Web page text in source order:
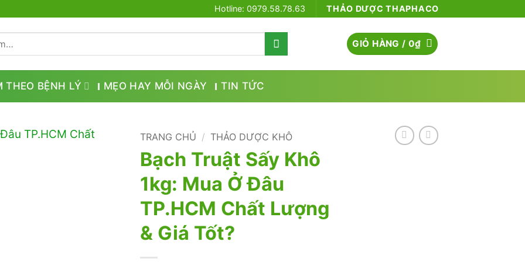
Hotline: 0979.58.78.63 THẢO DƯỢC THAPHACO
GIỎ HÀNG /0₫
THEO BỆNH LÝ MẸO HAY MỖI NGÀY TIN TỨC
TRANG CHỦ / THẢO DƯỢC KHÔ
Bạch Truật Sấy Khô
1kg: Mua Ở Đâu
TP.HCM Chất Lượng
& Giá Tốt?